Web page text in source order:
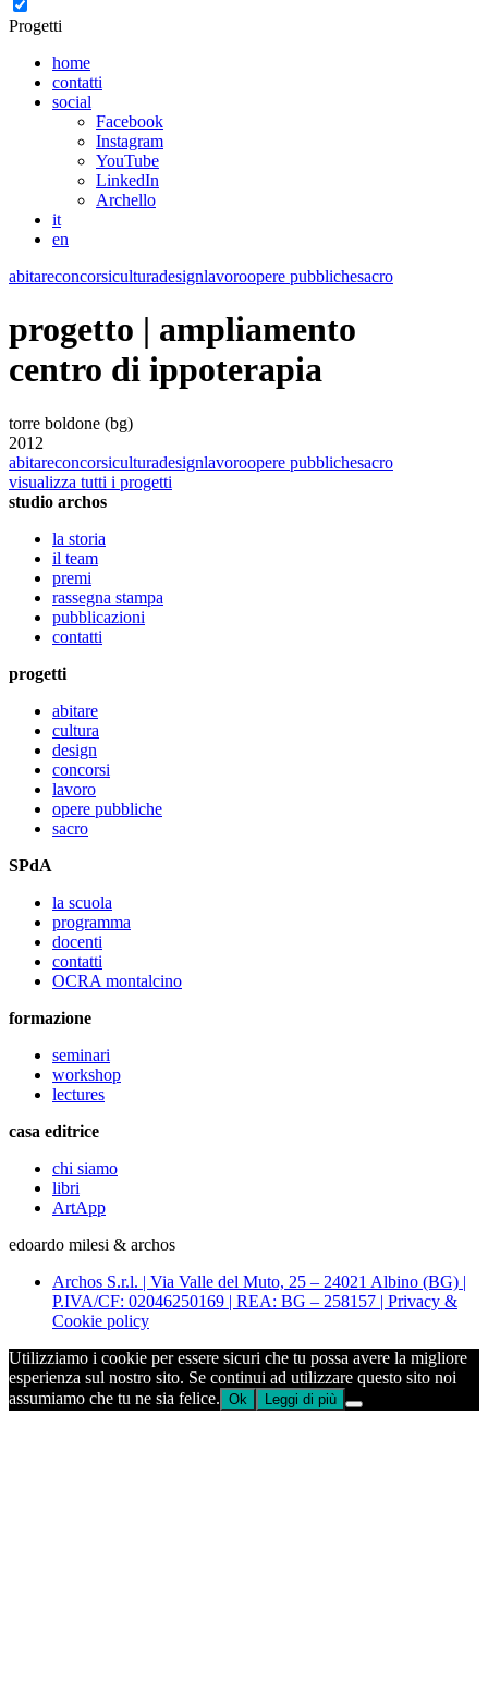
Progetti
home
contatti
social
Facebook
Instagram
YouTube
LinkedIn
Archello
it
en
abitareconcorsiculturadesignlavoroopere pubblichesacro
progetto | ampliamento
centro di ippoterapia
torre boldone (bg)
2012
abitareconcorsiculturadesignlavoroopere pubblichesacro
visualizza tutti i progetti
studio archos
la storia
il team
premi
rassegna stampa
pubblicazioni
contatti
progetti
abitare
cultura
design
concorsi
lavoro
opere pubbliche
sacro
SPdA
la scuola
programma
docenti
contatti
OCRA montalcino
formazione
seminari
workshop
lectures
casa editrice
chi siamo
libri
ArtApp
edoardo milesi & archos
Archos S.r.l. | Via Valle del Muto, 25 – 24021 Albino (BG) |
P.IVA/CF: 02046250169 | REA: BG – 258157 | Privacy &
Cookie policy
Utilizziamo i cookie per essere sicuri che tu possa avere la migliore
esperienza sul nostro sito. Se continui ad utilizzare questo sito noi
assumiamo che tu ne sia felice. Ok Leggi di più